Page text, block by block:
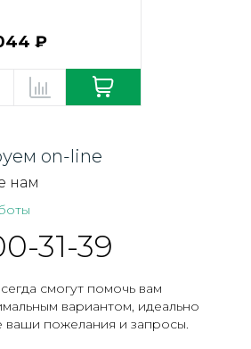
₽
on-line
нам
31-39
смогут помочь вам
вариантом, идеально
пожелания и запросы.